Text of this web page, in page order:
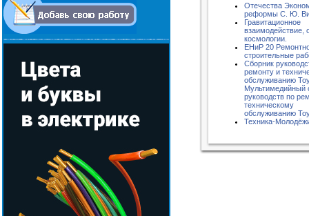
Отечества
реформы С. Ю.
Гравитационное
взаимодействие,
космологии.
ЕНиР 20
строительные
Сборник
ремонту и
обслуживанию
Мультимедийный
руководств по
техническому
обслуживанию
Техника-